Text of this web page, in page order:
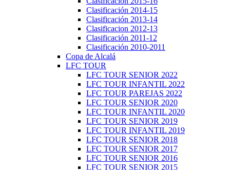
Clasificación 2014-15
Clasificación 2013-14
Clasificacion 2012-13
Clasificación 2011-12
Clasificación 2010-2011
Copa de Alcalá
LFC TOUR
LFC TOUR SENIOR 2022
LFC TOUR INFANTIL 2022
LFC TOUR PAREJAS 2022
LFC TOUR SENIOR 2020
LFC TOUR INFANTIL 2020
LFC TOUR SENIOR 2019
LFC TOUR INFANTIL 2019
LFC TOUR SENIOR 2018
LFC TOUR SENIOR 2017
LFC TOUR SENIOR 2016
LFC TOUR SENIOR 2015